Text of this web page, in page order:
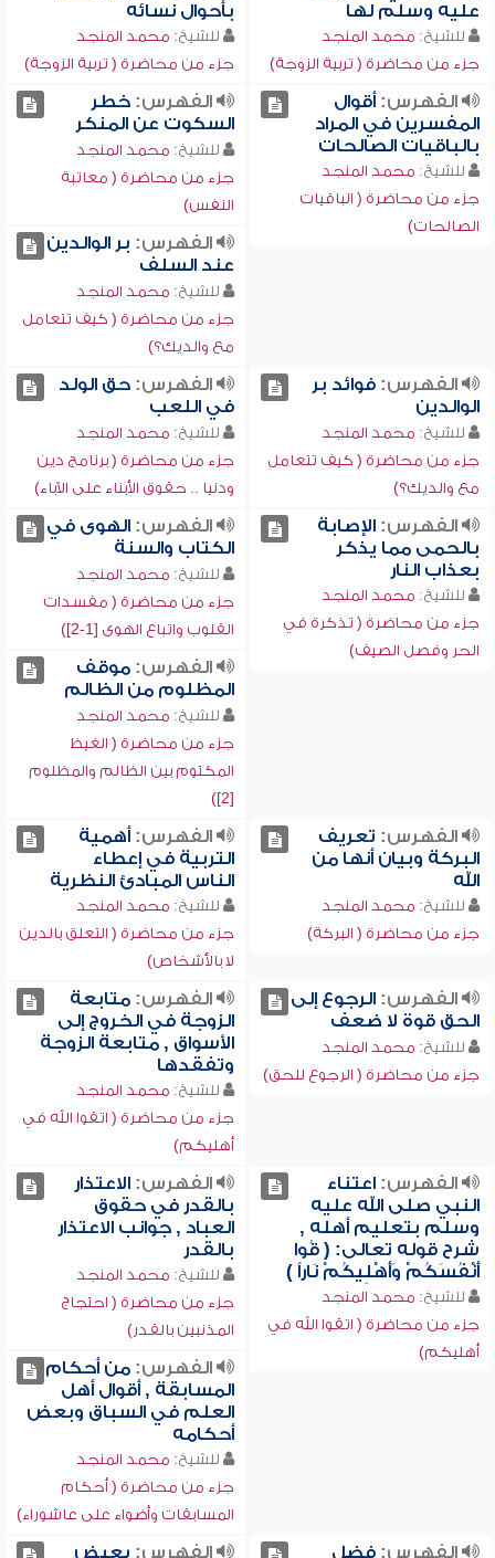
عليه وسلم لها
للشيخ: محمد المنجد
جزء من محاضرة ( تربية الزوجة)
بأحوال نسائه
للشيخ: محمد المنجد
جزء من محاضرة ( تربية الزوجة)
الفهرس:أقوال
المفسرين في المراد
بالباقيات الصالحات
للشيخ: محمد المنجد
جزء من محاضرة ( الباقيات
الصالحات)
الفهرس:خطر
السكوت عن المنكر
للشيخ: محمد المنجد
جزء من محاضرة ( معاتبة
النفس)
الفهرس: بر الوالدين
عند السلف
للشيخ: محمد المنجد
جزء من محاضرة ( كيف تتعامل
مع والديك؟)
الفهرس:فوائد بر
الوالدين
للشيخ: محمد المنجد
جزء من محاضرة ( كيف تتعامل
مع والديك؟)
الفهرس:حق الولد
في اللعب
للشيخ: محمد المنجد
جزء من محاضرة ( برنامج دين
ودنيا .. حقوق الأبناء على الآباء)
الفهرس:الإصابة
بالحمى مما يذكر
بعذاب النار
للشيخ: محمد المنجد
جزء من محاضرة ( تذكرة في
الحر وفصل الصيف)
الفهرس:الهوى في
الكتاب والسنة
للشيخ: محمد المنجد
جزء من محاضرة ( مفسدات
القلوب واتباع الهوى [1-2])
الفهرس:موقف
المظلوم من الظالم
للشيخ: محمد المنجد
جزء من محاضرة ( الغيظ
المكتوم بين الظالم والمظلوم
[2])
الفهرس: تعريف
البركة وبيان أنها من
الله
للشيخ: محمد المنجد
جزء من محاضرة ( البركة)
الفهرس:أهمية
التربية في إعطاء
الناس المبادئ النظرية
للشيخ: محمد المنجد
جزء من محاضرة ( التعلق بالدين
لا بالأشخاص)
الفهرس:الرجوع إلى
الحق قوة لا ضعف
للشيخ: محمد المنجد
جزء من محاضرة ( الرجوع للحق)
الفهرس:متابعة
الزوجة في الخروج إلى
الأسواق , متابعة الزوجة
وتفقدها
للشيخ: محمد المنجد
جزء من محاضرة ( اتقوا الله في
أهليكم)
الفهرس:اعتناء
النبي صلى الله عليه
وسلم بتعليم أهله ,
شرح قوله تعالى: ( قُوا
أَنْفُسَكُمْ وَأَهْلِيكُمْ نَاراً )
للشيخ: محمد المنجد
جزء من محاضرة ( اتقوا الله في
أهليكم)
الفهرس:الاعتذار
بالقدر في حقوق
العباد , جوانب الاعتذار
بالقدر
للشيخ: محمد المنجد
جزء من محاضرة ( احتجاج
المذنبين بالقدر)
الفهرس:من أحكام
المسابقة , أقوال أهل
العلم في السباق وبعض
أحكامه
للشيخ: محمد المنجد
جزء من محاضرة ( أحكام
المسابقات وأضواء على عاشوراء)
الفهرس:فضل الفهرس: بعبض